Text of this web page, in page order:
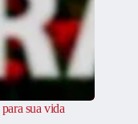
sua vida